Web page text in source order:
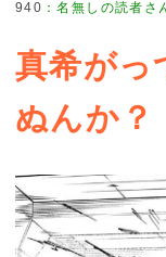
940 ：名無しの読者さ
真希がっ
ぬんか？